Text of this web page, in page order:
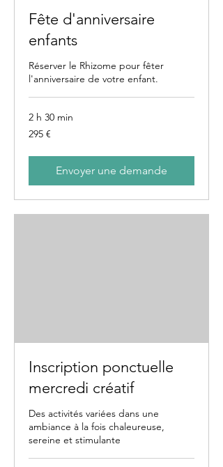
Fête d'anniversaire
enfants
Réserver le Rhizome pour fêter
l'anniversaire de votre enfant.
2 h 30 min
295
euros
295 €
Envoyer une demande
Inscription ponctuelle
mercredi créatif
Des activités variées dans une
ambiance à la fois chaleureuse,
sereine et stimulante